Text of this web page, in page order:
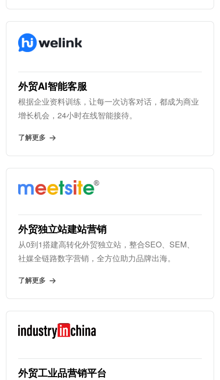
外贸AI智能客服
根据企业资料训练，让每一次访客对话，都成为商业
增长机会，24小时在线智能接待。
了解更多
外贸独立站建站营销
从0到1搭建高转化外贸独立站，整合SEO、SEM、
社媒全链路数字营销，全方位助力品牌出海。
了解更多
外贸工业品营销平台